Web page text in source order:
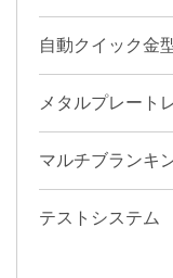
自動クイック金
メタルプレート
マルチブランキ
テストシステム